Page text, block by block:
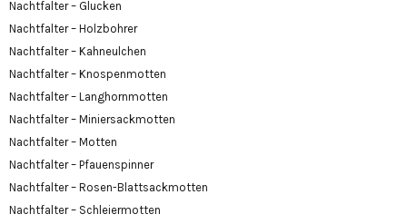
Nachtfalter – Glucken
Nachtfalter – Holzbohrer
Nachtfalter – Kahneulchen
Nachtfalter – Knospenmotten
Nachtfalter – Langhornmotten
Nachtfalter – Miniersackmotten
Nachtfalter – Motten
Nachtfalter – Pfauenspinner
Nachtfalter – Rosen-Blattsackmotten
Nachtfalter – Schleiermotten